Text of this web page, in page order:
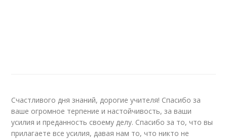
Счастливого дня знаний, дорогие учителя! Спасибо за
ваше огромное терпение и настойчивость, за ваши
усилия и преданность своему делу. Спасибо за то, что вы
прилагаете все усилия, давая нам то, что никто не